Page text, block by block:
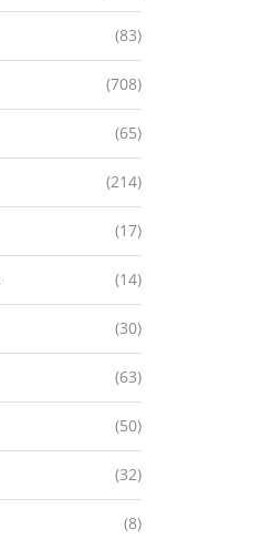
(83)
(708)
(65)
(214)
(17)
(14)
(30)
(63)
(50)
(32)
(8)